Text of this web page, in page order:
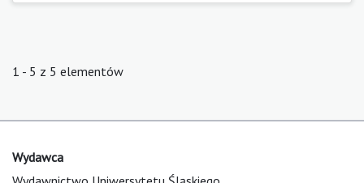
1 - 5 z 5 elementów
Wydawca